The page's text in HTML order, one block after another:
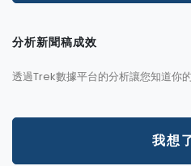
分析新聞稿成效
透過Trek數據平台的分析讓您知道你
我想